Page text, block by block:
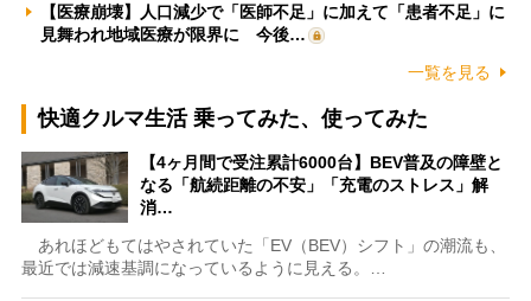
【医療崩壊】人口減少で「医師不足」に加えて「患者不足」に
見舞われ地域医療が限界に 今後…
一覧を見る
快適クルマ生活 乗ってみた、使ってみた
【4ヶ月間で受注累計6000台】BEV普及の障壁と
なる「航続距離の不安」「充電のストレス」解
消…
あれほどもてはやされていた「EV（BEV）シフト」の潮流も、
最近では減速基調になっているように見える。…